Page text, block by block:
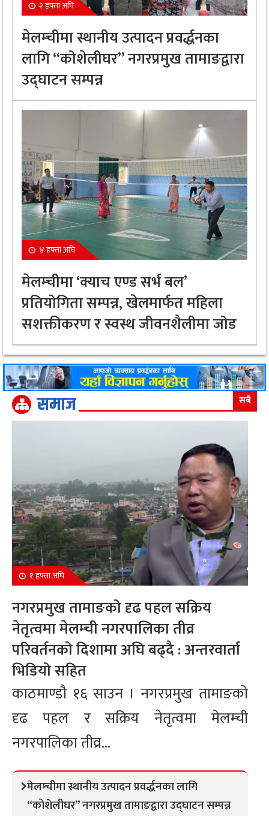
२ हफ्ता अघि
मेलम्चीमा स्थानीय उत्पादन प्रवर्द्धनका
लागि “कोशेलीघर” नगरप्रमुख तामाङद्वारा
उद्घाटन सम्पन्न
४ हफ्ता अघि
मेलम्चीमा ‘क्याच एण्ड सर्भ बल’
प्रतियोगिता सम्पन्न, खेलमार्फत महिला
सशक्तीकरण र स्वस्थ जीवनशैलीमा जोड
समाज सबै
१ हफ्ता अघि
नगरप्रमुख तामाङको दृढ पहल सक्रिय
नेतृत्वमा मेलम्ची नगरपालिका तीव्र
परिवर्तनको दिशामा अघि बढ्दै : अन्तरवार्ता
भिडियो सहित
काठमाण्डौ १६ साउन । नगरप्रमुख तामाङको
दृढ पहल र सक्रिय नेतृत्वमा मेलम्ची
नगरपालिका तीव्र...
मेलम्चीमा स्थानीय उत्पादन प्रवर्द्धनका लागि
“कोशेलीघर” नगरप्रमुख तामाङद्वारा उद्घाटन सम्पन्न